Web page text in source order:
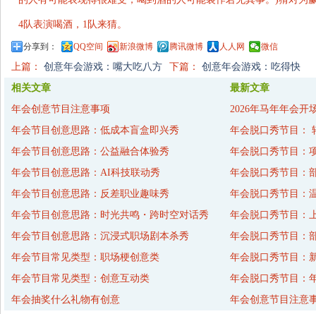
4队表演喝酒，1队来猜。
分享到： QQ空间 新浪微博 腾讯微博 人人网 微信
上篇： 创意年会游戏：嘴大吃八方 下篇： 创意年会游戏：吃得快
相关文章
最新文章
年会创意节目注意事项
年会节目创意思路：低成本盲盒即兴秀
年会节目创意思路：公益融合体验秀
年会节目创意思路：AI科技联动秀
年会节目创意思路：反差职业趣味秀
年会节目创意思路：时光共鸣・跨时空对话秀
年会节目创意思路：沉浸式职场剧本杀秀
年会节目常见类型：职场梗创意类
年会节目常见类型：创意互动类
年会抽奖什么礼物有创意
2026年马年年会开
年会脱口秀节目：
年会脱口秀节目：
年会脱口秀节目：
年会脱口秀节目：
年会脱口秀节目：
年会脱口秀节目：
年会脱口秀节目：
年会脱口秀节目：
年会创意节目注意